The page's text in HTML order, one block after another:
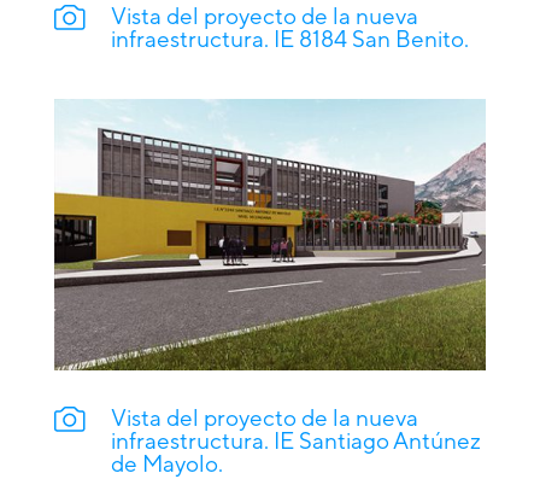
Vista del proyecto de la nueva
infraestructura. IE 8184 San Benito.
Vista del proyecto de la nueva
infraestructura. IE Santiago Antúnez
de Mayolo.